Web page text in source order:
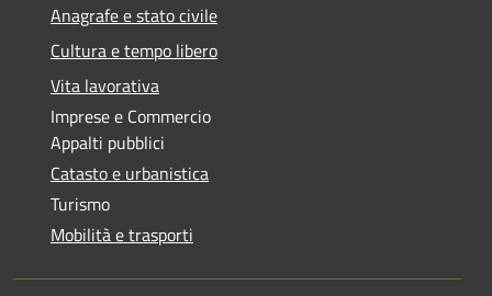
Anagrafe e stato civile
Cultura e tempo libero
Vita lavorativa
Imprese e Commercio
Appalti pubblici
Catasto e urbanistica
Turismo
Mobilità e trasporti